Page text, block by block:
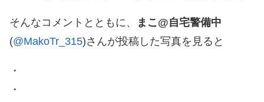
そんなコメントとともに、
まこ@自宅警備中
(@MakoTr_315)さんが投稿した写真を見ると
・
・